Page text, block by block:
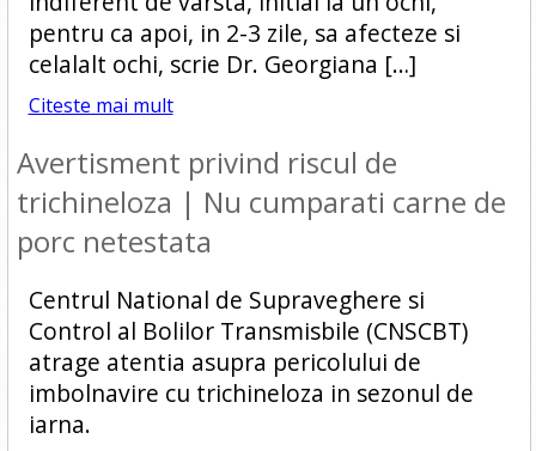
pentru ca apoi, in 2-3 zile, sa afecteze si
celalalt ochi, scrie Dr. Georgiana […]
Citeste mai mult
Avertisment privind riscul de
trichineloza | Nu cumparati carne de
porc netestata
Centrul National de Supraveghere si
Control al Bolilor Transmisbile (CNSCBT)
atrage atentia asupra pericolului de
imbolnavire cu trichineloza in sezonul de
iarna.